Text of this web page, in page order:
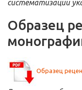
систематизации
Образец
Образец